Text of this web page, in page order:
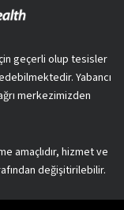
geçerli olup tesisler
Yabancı
merkezimizden
amaçlıdır, hizmet ve
değişitirilebilir.